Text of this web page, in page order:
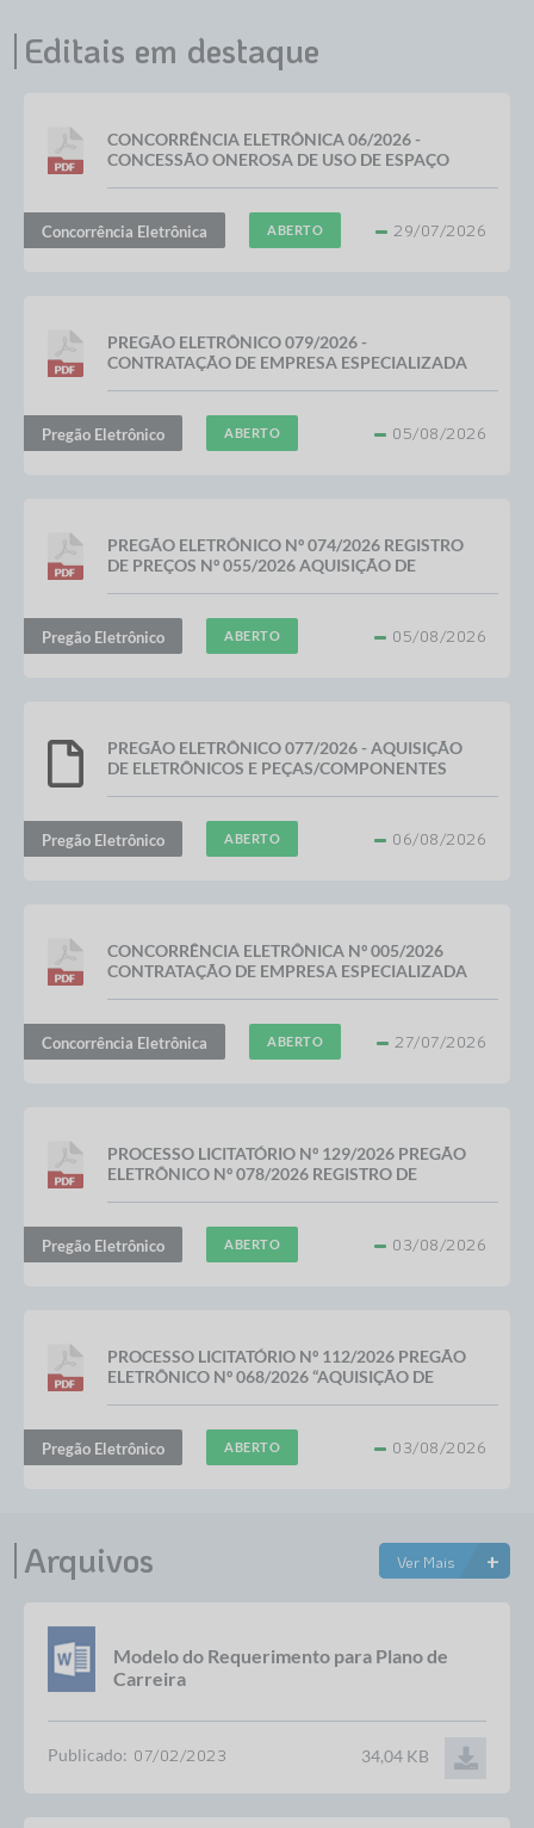
Editais em destaque
CONCORRÊNCIA ELETRÔNICA 06/2026 -
CONCESSÃO ONEROSA DE USO DE ESPAÇO
Concorrência Eletrônica ABERTO 29/07/2026
PREGÃO ELETRÔNICO 079/2026 -
CONTRATAÇÃO DE EMPRESA ESPECIALIZADA
Pregão Eletrônico ABERTO 05/08/2026
PREGÃO ELETRÔNICO Nº 074/2026 REGISTRO
DE PREÇOS Nº 055/2026 AQUISIÇÃO DE
Pregão Eletrônico ABERTO 05/08/2026
PREGÃO ELETRÔNICO 077/2026 - AQUISIÇÃO
DE ELETRÔNICOS E PEÇAS/COMPONENTES
Pregão Eletrônico ABERTO 06/08/2026
CONCORRÊNCIA ELETRÔNICA Nº 005/2026
CONTRATAÇÃO DE EMPRESA ESPECIALIZADA
Concorrência Eletrônica ABERTO 27/07/2026
PROCESSO LICITATÓRIO Nº 129/2026 PREGÃO
ELETRÔNICO Nº 078/2026 REGISTRO DE
Pregão Eletrônico ABERTO 03/08/2026
PROCESSO LICITATÓRIO Nº 112/2026 PREGÃO
ELETRÔNICO Nº 068/2026 “AQUISIÇÃO DE
Pregão Eletrônico ABERTO 03/08/2026
Arquivos Ver Mais +
Modelo do Requerimento para Plano de
Carreira
Publicado: 07/02/2023 34,04 KB